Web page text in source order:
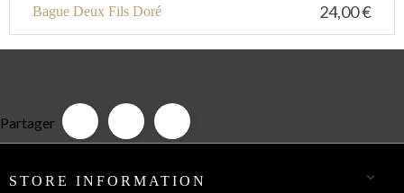
Bague Deux Fils Doré 24,00 €
Partager
STORE INFORMATION 